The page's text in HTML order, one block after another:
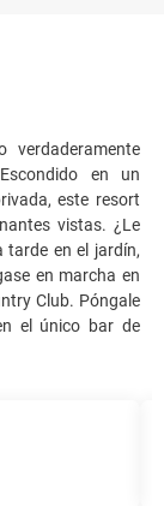
verdaderamente
en un
este resort
vistas. ¿Le
tarde en el jardín,
en marcha en
Club. Póngale
el único bar de